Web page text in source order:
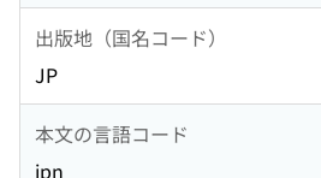
出版地（国名コード）
JP
本文の言語コード
jpn